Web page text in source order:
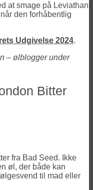
at smage på Leviathan
den forhåbentlig
Udgivelse 2024.
– ølblogger under
Bitter
fra Bad Seed. Ikke
øl, der både kan
til mad eller